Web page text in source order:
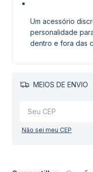
Um acessório
personalidade
dentro e fora das
MEIOS DE ENVIO
Não sei meu CEP